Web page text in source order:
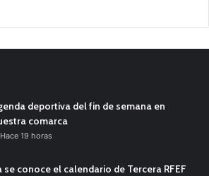
deportiva del fin de semana en
comarca
Hace 19 horas
se conoce el calendario de Tercera RFEF